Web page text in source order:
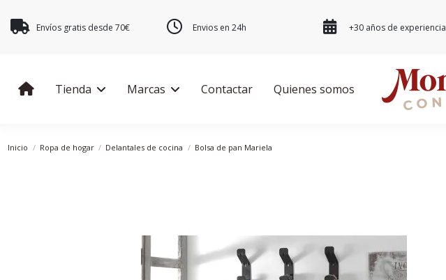
Envíos gratis desde 70€ Envios en 24h +30 años de experiencia
Tienda Marcas Contactar Quienes somos
Inicio Ropa de hogar Delantales de cocina Bolsa de pan Mariela